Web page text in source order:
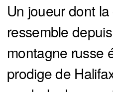
Un joueur dont
ressemble
montagne russe
prodige de